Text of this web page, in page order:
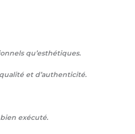
qu’esthétiques.
et d’authenticité.
exécuté.